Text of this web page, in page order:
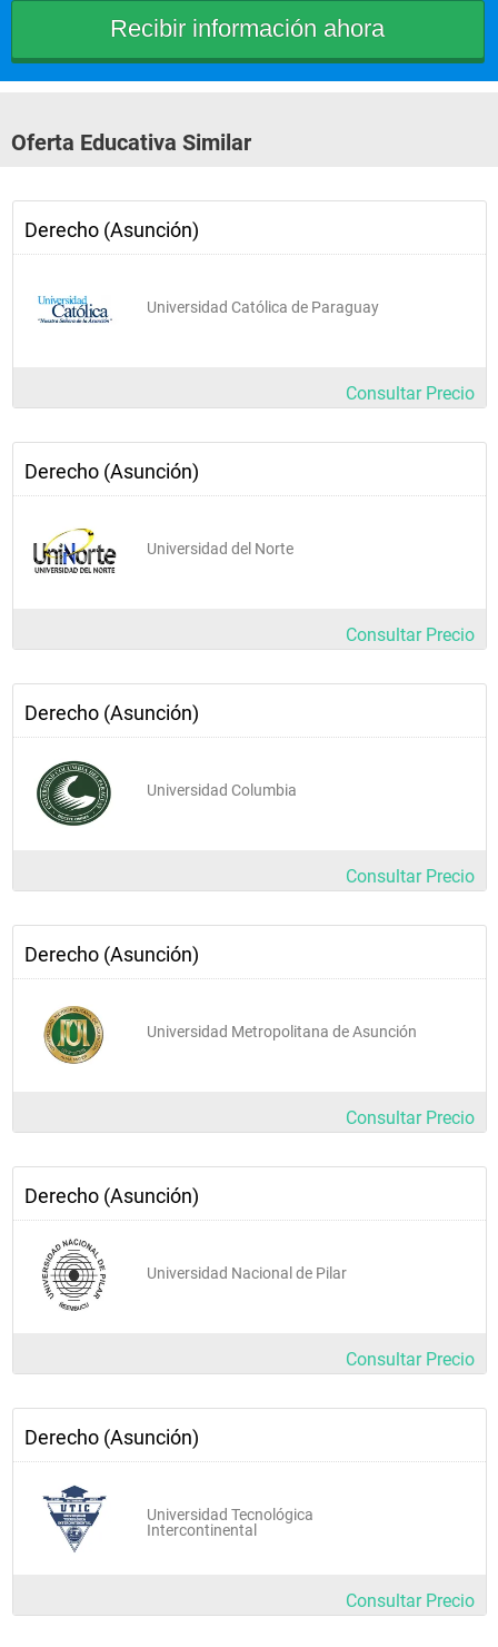
Oferta Educativa Similar
Derecho (Asunción)
Universidad Católica de Paraguay
Consultar Precio
Derecho (Asunción)
Universidad del Norte
Consultar Precio
Derecho (Asunción)
Universidad Columbia
Consultar Precio
Derecho (Asunción)
Universidad Metropolitana de Asunción
Consultar Precio
Derecho (Asunción)
Universidad Nacional de Pilar
Consultar Precio
Derecho (Asunción)
Universidad Tecnológica
Intercontinental
Consultar Precio